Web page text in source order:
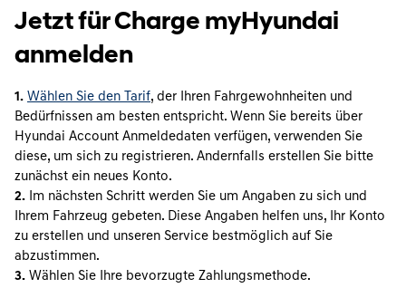
Jetzt für Charge myHyundai
anmelden
1. Wählen Sie den Tarif, der Ihren Fahrgewohnheiten und
Bedürfnissen am besten entspricht. Wenn Sie bereits über
Hyundai Account Anmeldedaten verfügen, verwenden Sie
diese, um sich zu registrieren. Andernfalls erstellen Sie bitte
zunächst ein neues Konto.
2. Im nächsten Schritt werden Sie um Angaben zu sich und
Ihrem Fahrzeug gebeten. Diese Angaben helfen uns, Ihr Konto
zu erstellen und unseren Service bestmöglich auf Sie
abzustimmen.
3. Wählen Sie Ihre bevorzugte Zahlungsmethode.